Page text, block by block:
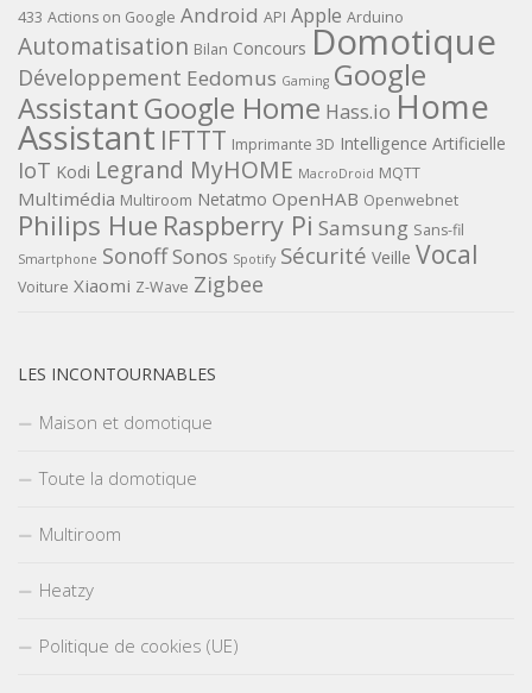
433 Actions on Google Android API Apple Arduino
Automatisation Bilan Concours Domotique
Développement Eedomus Gaming Google
AssistantGoogle Home Hass.io Home
Assistant IFTTT Imprimante 3D Intelligence Artificielle
IoT Kodi Legrand MyHOME MacroDroid MQTT
Multimédia Multiroom Netatmo OpenHAB Openwebnet
Philips Hue Raspberry Pi Samsung Sans-fil
Smartphone SonoffSonos Spotify Sécurité Veille Vocal
Voiture Xiaomi Z-Wave Zigbee
LES INCONTOURNABLES
Maison et domotique
Toute la domotique
Multiroom
Heatzy
Politique de cookies (UE)